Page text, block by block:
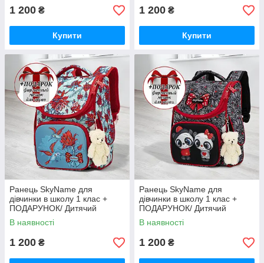
1 200 ₴
Купити
1 200 ₴
Купити
Ранець SkyName для
дівчинки в школу 1 клас +
ПОДАРУНОК/ Дитячий
портфель з калібрі/ Шкільний
каркасний рюкзак для
В наявності
1 200 ₴
Ранець SkyName для
дівчинки в школу 1 клас +
ПОДАРУНОК/ Дитячий
портфель з пандою/
Шкільний каркасний рюкзак
В наявності
1 200 ₴